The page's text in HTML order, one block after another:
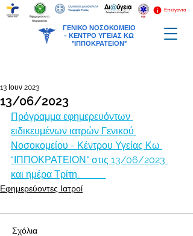
ΓΕΝΙΚΟ ΝΟΣΟΚΟΜΕΙΟ
- ΚΕΝΤΡΟ ΥΓΕΙΑΣ ΚΩ
"ΙΠΠΟΚΡΑΤΕΙΟΝ"
Επείγοντα
Εφημερεύοντα
Φαρμακεία
13/06/2023
13 Ιουν 2023
Πρόγραμμα εφημερευόντων
ειδικευμένων ιατρών Γενικού
Νοσοκομείου - Κέντρου Υγείας Κω
"ΙΠΠΟΚΡΑΤΕΙΟΝ" στις 13/06/2023
και ημέρα Τρίτη.
Εφημερεύοντες Ιατροί
Σχόλια